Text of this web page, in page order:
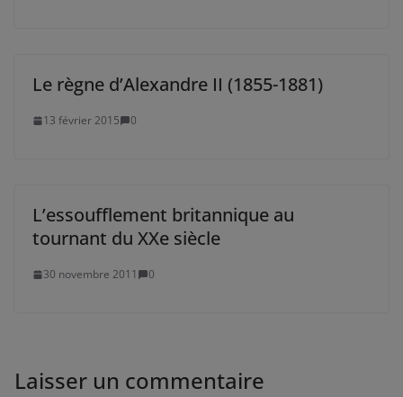
Le règne d’Alexandre II (1855-1881)
13 février 2015 0
L’essoufflement britannique au
tournant du XXe siècle
30 novembre 2011 0
Laisser un commentaire